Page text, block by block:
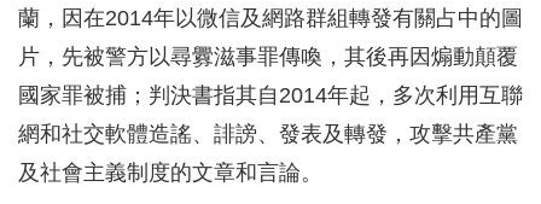
蘭，因在2014年以微信及網路群組轉發有關占中的圖
片，先被警方以尋釁滋事罪傳喚，其後再因煽動顛覆
國家罪被捕；判決書指其自2014年起，多次利用互聯
網和社交軟體造謠、誹謗、發表及轉發，攻擊共產黨
及社會主義制度的文章和言論。